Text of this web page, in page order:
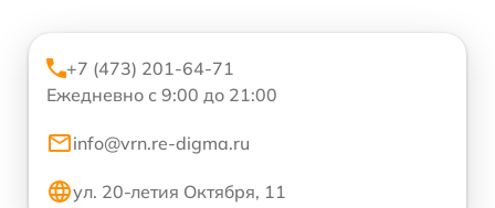
+7 (473) 201-64-71
Ежедневно с 9:00 до 21:00
info@vrn.re-digma.ru
ул. 20-летия Октября, 11